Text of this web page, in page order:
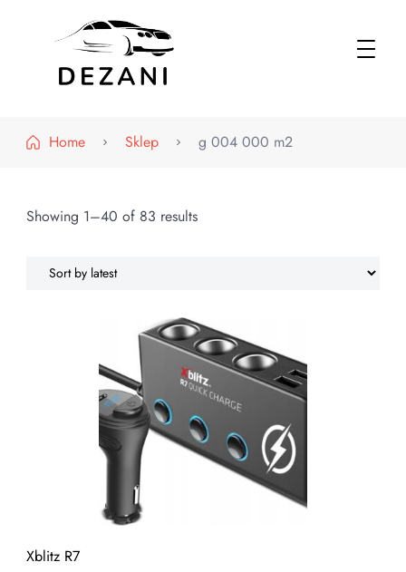
Home
Sklep g 004 000 m2
Showing 1–40 of 83 results
Xblitz R7